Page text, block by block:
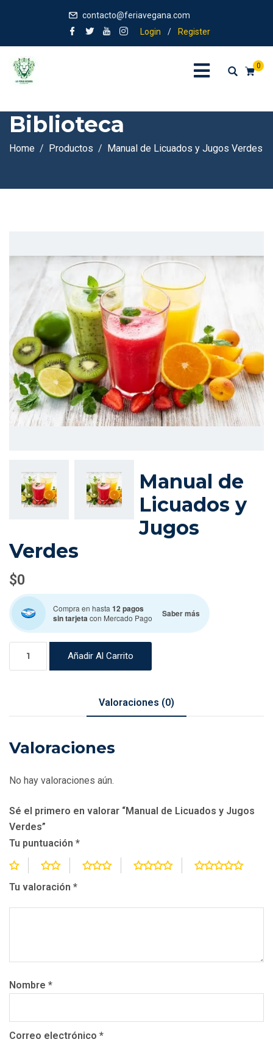
contacto@feriavegana.com
Login
/ Register
0
Biblioteca
Home Productos Manual de Licuados y Jugos Verdes
Manual de
Licuados y
Jugos
Verdes
$0
Compra en hasta 12 pagos
sin tarjetacon Mercado Pago Saber más
cantidad
Añadir Al Carrito
Valoraciones (0)
Valoraciones
No hay valoraciones aún.
Sé el primero en valorar “Manual de Licuados y Jugos
Verdes”
Tu puntuación *
Tu valoración *
Nombre *
Correo electrónico *